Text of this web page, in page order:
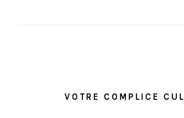
VOTRE COMPLICE